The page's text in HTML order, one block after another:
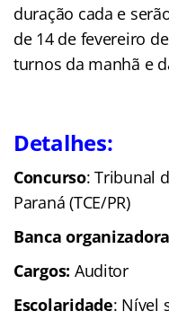
duração cada e
de 14 de fevereiro
turnos da manhã e
Detalhes:
Concurso: Tribunal
Paraná (TCE/PR)
Banca
Cargos: Auditor
Escolaridade: Nível